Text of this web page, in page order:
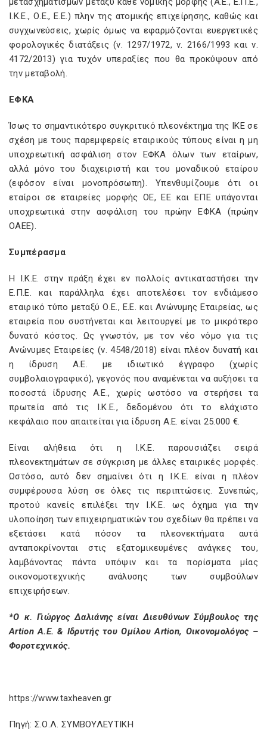
Ι.Κ.Ε., Ο.Ε., Ε.Ε.) πλην της ατομικής επιχείρησης, καθώς και
συγχωνεύσεις, χωρίς όμως να εφαρμόζονται ευεργετικές
φορολογικές διατάξεις (ν. 1297/1972, ν. 2166/1993 και ν.
4172/2013) για τυχόν υπεραξίες που θα προκύψουν από
την μεταβολή.
ΕΦΚΑ
Ίσως το σημαντικότερο συγκριτικό πλεονέκτημα της ΙΚΕ σε
σχέση με τους παρεμφερείς εταιρικούς τύπους είναι η μη
υποχρεωτική ασφάλιση στον ΕΦΚΑ όλων των εταίρων,
αλλά μόνο του διαχειριστή και του μοναδικού εταίρου
(εφόσον είναι μονοπρόσωπη). Υπενθυμίζουμε ότι οι
εταίροι σε εταιρείες μορφής ΟΕ, ΕΕ και ΕΠΕ υπάγονται
υποχρεωτικά στην ασφάλιση του πρώην ΕΦΚΑ (πρώην
ΟΑΕΕ).
Συμπέρασμα
Η Ι.Κ.Ε. στην πράξη έχει εν πολλοίς αντικαταστήσει την
Ε.Π.Ε. και παράλληλα έχει αποτελέσει τον ενδιάμεσο
εταιρικό τύπο μεταξύ Ο.Ε., Ε.Ε. και Ανώνυμης Εταιρείας, ως
εταιρεία που συστήνεται και λειτουργεί με το μικρότερο
δυνατό κόστος. Ως γνωστόν, με τον νέο νόμο για τις
Ανώνυμες Εταιρείες (ν. 4548/2018) είναι πλέον δυνατή και
η ίδρυση Α.Ε. με ιδιωτικό έγγραφο (χωρίς
συμβολαιογραφικό), γεγονός που αναμένεται να αυξήσει τα
ποσοστά ίδρυσης Α.Ε., χωρίς ωστόσο να στερήσει τα
πρωτεία από τις Ι.Κ.Ε., δεδομένου ότι το ελάχιστο
κεφάλαιο που απαιτείται για ίδρυση Α.Ε. είναι 25.000 €.
Είναι αλήθεια ότι η Ι.Κ.Ε. παρουσιάζει σειρά
πλεονεκτημάτων σε σύγκριση με άλλες εταιρικές μορφές.
Ωστόσο, αυτό δεν σημαίνει ότι η Ι.Κ.Ε. είναι η πλέον
συμφέρουσα λύση σε όλες τις περιπτώσεις. Συνεπώς,
προτού κανείς επιλέξει την Ι.Κ.Ε. ως όχημα για την
υλοποίηση των επιχειρηματικών του σχεδίων θα πρέπει να
εξετάσει κατά πόσον τα πλεονεκτήματα αυτά
ανταποκρίνονται στις εξατομικευμένες ανάγκες του,
λαμβάνοντας πάντα υπόψιν και τα πορίσματα μίας
οικονομοτεχνικής ανάλυσης των συμβούλων
επιχειρήσεων.
*O κ. Γιώργος Δαλιάνης είναι Διευθύνων Σύμβουλος της
ArtionΑ.Ε. & Ιδρυτής του ΟμίλουArtion, Οικονομολόγος –
Φοροτεχνικός.
https://www.taxheaven.gr
Πηγή: Σ.Ο.Λ. ΣΥΜΒΟΥΛΕΥΤΙΚΗ